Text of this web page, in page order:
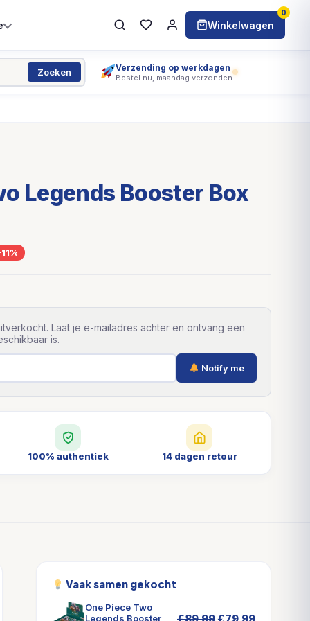
Winkelwagen
0
Zoeken Verzending op werkdagen
Bestel nu, maandag verzonden
Legends Booster Box
Laat je e-mailadres achter en ontvang een
is.
Notify me
100% authentiek 14 dagen retour
Vaak samen gekocht
One Piece Two
Legends Booster
Oorspronkelijke
Huidige